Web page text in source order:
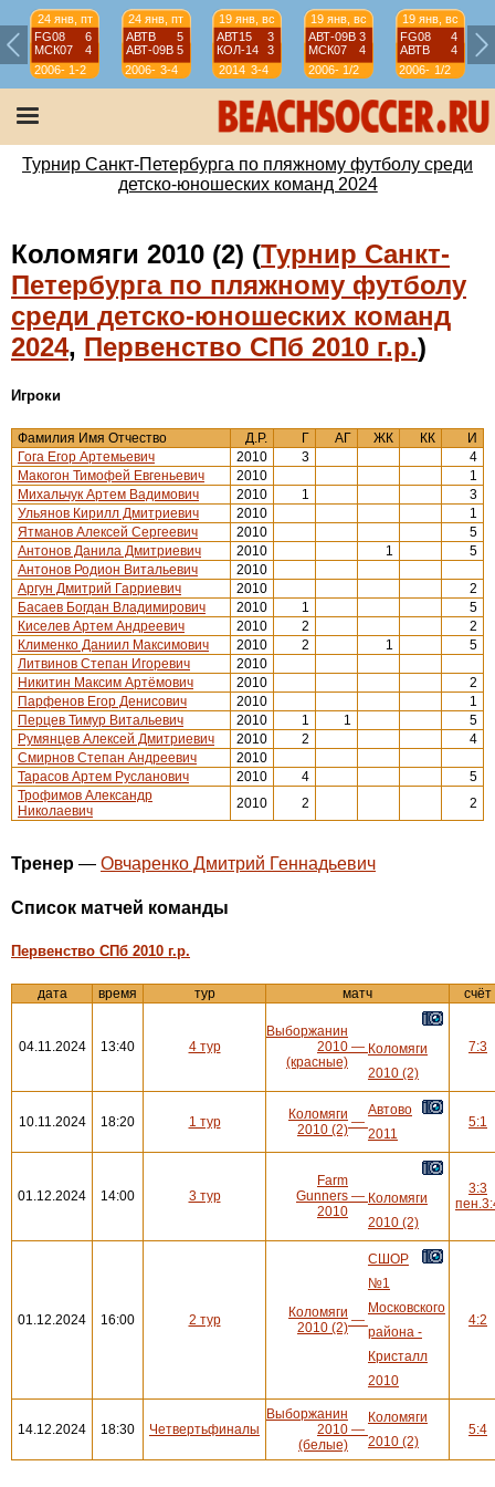
24 янв, пт
FG08
6
МСК07
4
2006-
07
1-2
24 янв, пт
АВТВ
5
АВТ-09B 5
2006-
07
3-4
19 янв, вс
АВТ15
3
КОЛ-14
3
2014 3-4
19 янв, вс
АВТ-09B 3
МСК07
4
2006-
07
1/2
19 янв, вс
FG08
4
АВТВ
4
2006-
07
1/2
Турнир Санкт-Петербурга по пляжному футболу среди
детско-юношеских команд 2024
Коломяги 2010 (2) (Турнир Санкт-
Петербурга по пляжному футболу
среди детско-юношеских команд
2024, Первенство СПб 2010 г.р.)
Игроки
Фамилия Имя Отчество Д.Р. Г АГ ЖК КК
И
Гога Егор Артемьевич
2010 3
4
Макогон Тимофей Евгеньевич
2010
1
Михальчук Артем Вадимович
2010 1
3
Ульянов Кирилл Дмитриевич
2010
1
Ятманов Алексей Сергеевич
2010
5
Антонов Данила Дмитриевич
2010 1
5
Антонов Родион Витальевич
2010
Аргун Дмитрий Гарриевич
2010
2
Басаев Богдан Владимирович
2010 1
5
Киселев Артем Андреевич
2010 2
2
Клименко Даниил Максимович
2010 2 1
5
Литвинов Степан Игоревич
2010
Никитин Максим Артёмович
2010
2
Парфенов Егор Денисович
2010
1
Перцев Тимур Витальевич
2010 1 1
5
Румянцев Алексей Дмитриевич
2010 2
4
Смирнов Степан Андреевич
2010
Тарасов Артем Русланович
2010 4
5
Трофимов Александр
Николаевич
2010 2 2
Тренер — Овчаренко Дмитрий Геннадьевич
Cписок матчей команды
Первенство СПб 2010 г.р.
дата время тур матч счёт
04.11.2024 13:40 4 тур
Выборжанин
2010
(красные)
— Коломяги
2010 (2)
7:3
10.11.2024 18:20 1 тур
Коломяги
2010 (2) —
Автово
2011
5:1
01.12.2024 14:00 3 тур
Farm
Gunners
2010
— Коломяги
2010 (2)
3:3
01.12.2024 16:00 2 тур
Коломяги
2010 (2) —
СШОР
№1
Московского
района -
Кристалл
2010
4:2
14.12.2024 18:30 Четвертьфиналы
Выборжанин
2010
(белые)
—
Коломяги
2010 (2)
5:4